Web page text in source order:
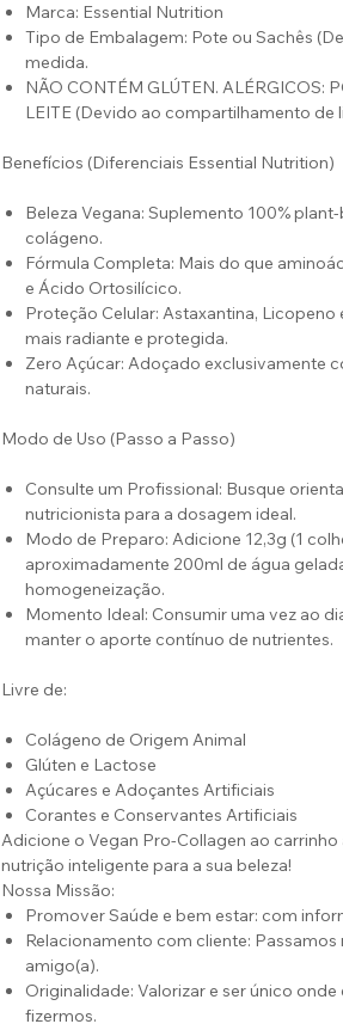
Marca: Essential Nutrition
Tipo de Embalagem: Pote ou Sachês
medida.
NÃO CONTÉM GLÚTEN. ALÉRGICOS:
LEITE (Devido ao compartilhamento de
Benefícios (Diferenciais Essential Nutrition)
Beleza Vegana: Suplemento 100%
colágeno.
Fórmula Completa: Mais do que
e Ácido Ortosilícico.
Proteção Celular: Astaxantina,
mais radiante e protegida.
Zero Açúcar: Adoçado exclusivamente
naturais.
Modo de Uso (Passo a Passo)
Consulte um Profissional: Busque
nutricionista para a dosagem ideal.
Modo de Preparo: Adicione 12,3g (1
aproximadamente 200ml de água
homogeneização.
Momento Ideal: Consumir uma vez ao
manter o aporte contínuo de nutrientes.
Livre de:
Colágeno de Origem Animal
Glúten e Lactose
Açúcares e Adoçantes Artificiais
Corantes e Conservantes Artificiais
Adicione o Vegan Pro-Collagen ao
nutrição inteligente para a sua beleza!
Nossa Missão:
Promover Saúde e bem estar: com
Relacionamento com cliente:
amigo(a).
Originalidade: Valorizar e ser único
fizermos.